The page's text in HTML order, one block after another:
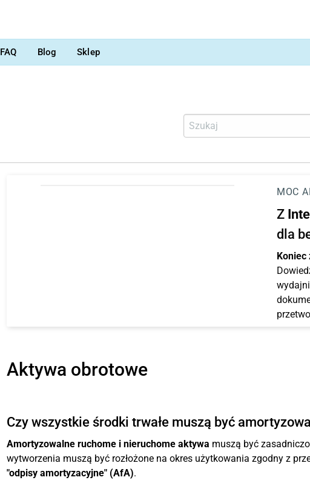
FAQ Blog Sklep
MOC
Z
dla
Koniec
Aktywa obrotowe
Czy wszystkie środki trwałe muszą być
Amortyzowalne ruchome i nieruchome aktywa muszą być
wytworzenia muszą być rozłożone na okres użytkowania zgodny z
"odpisy amortyzacyjne" (AfA).